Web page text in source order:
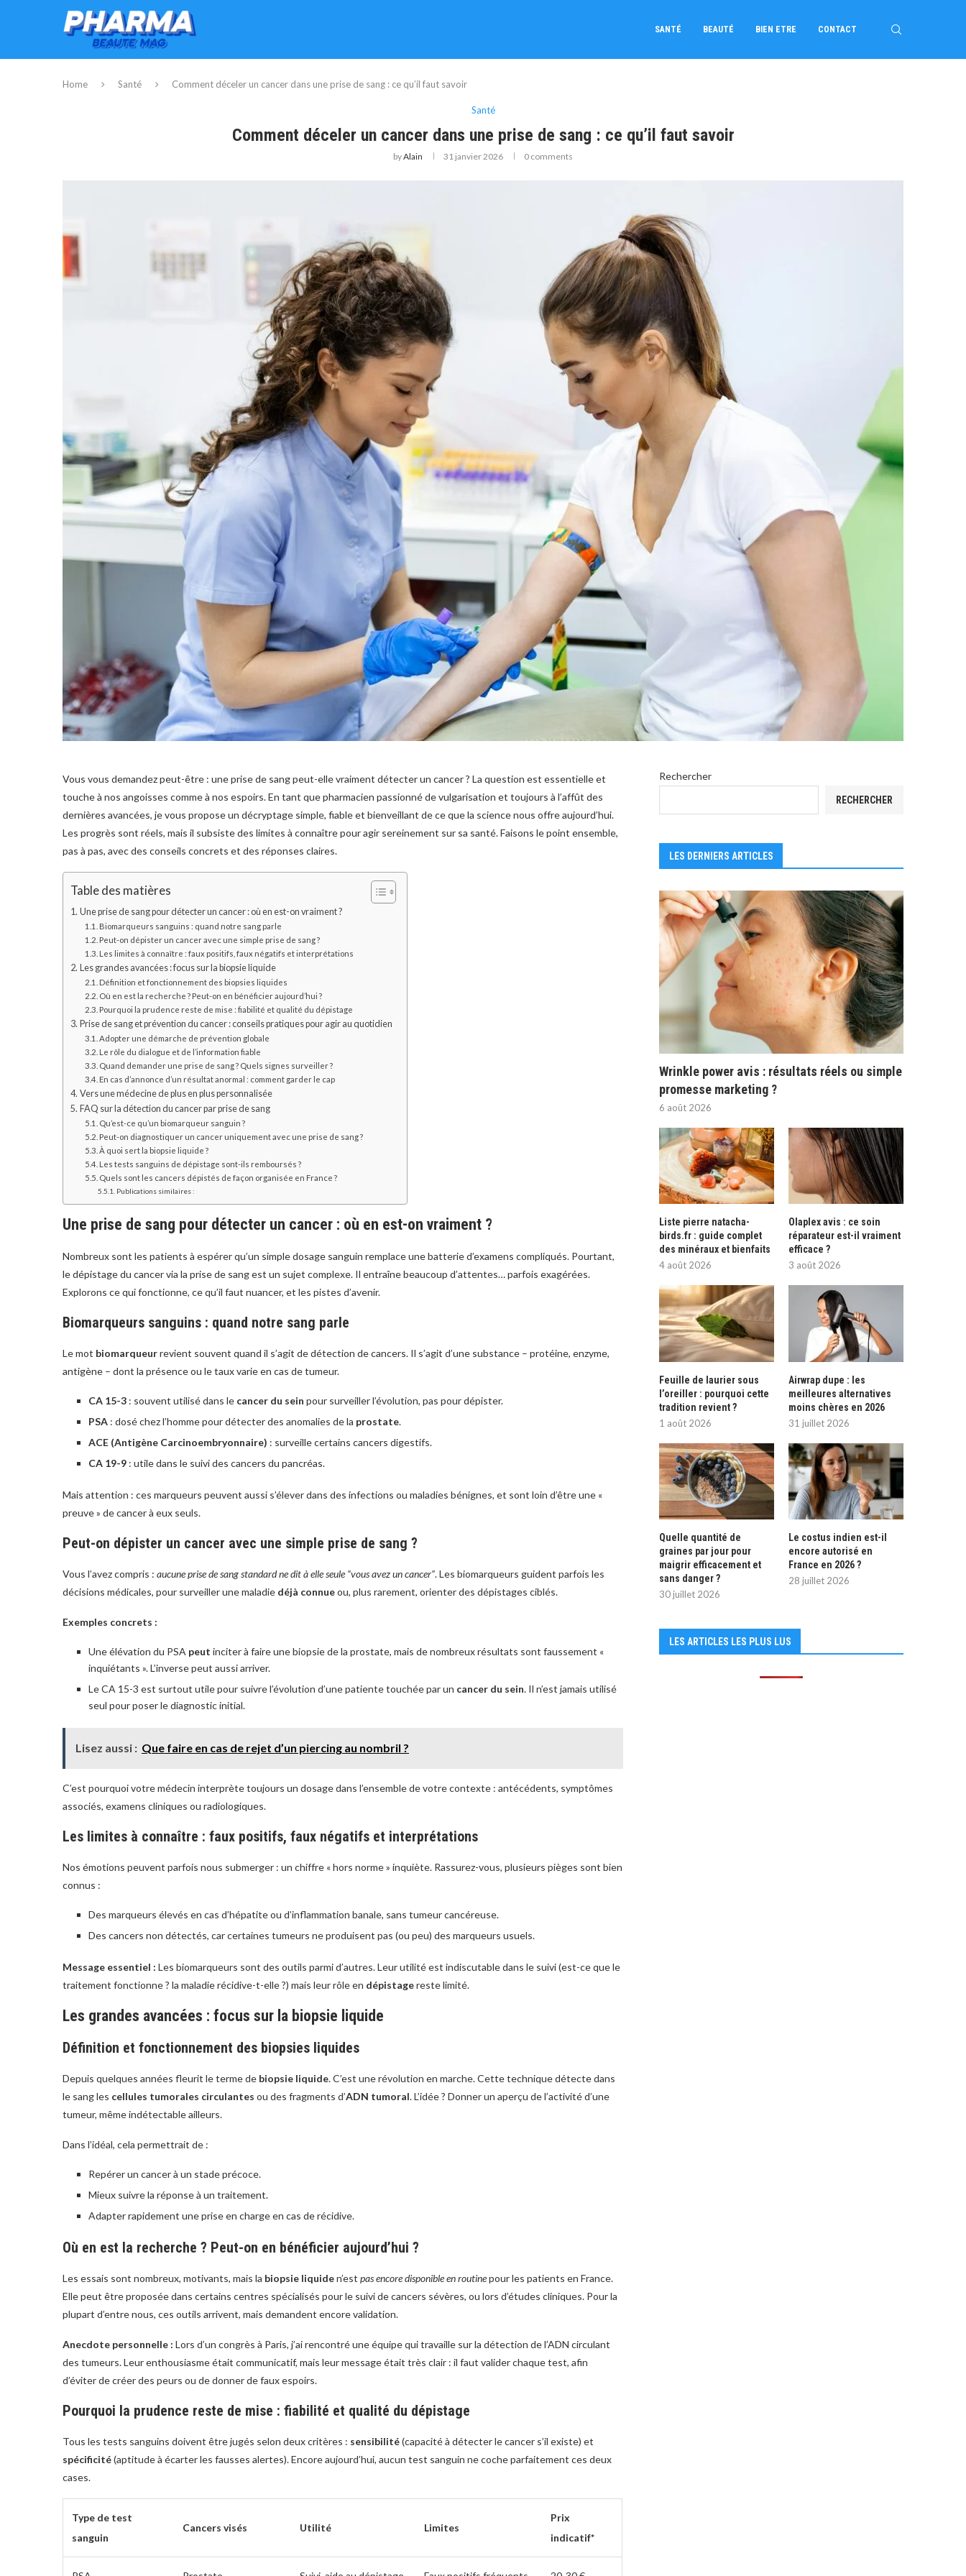
SANTÉ BEAUTÉ BIEN ETRE CONTACT
Home Santé Comment déceler un cancer dans une prise de sang : ce qu’il faut savoir
Santé
Comment déceler un cancer dans une prise de sang : ce qu’il faut savoir
byAlain 31 janvier 2026 0 comments
Vous vous demandez peut-être : une prise de sang peut-elle vraiment détecter un cancer ? La question est essentielle et
touche à nos angoisses comme à nos espoirs. En tant que pharmacien passionné de vulgarisation et toujours à l’affût des
dernières avancées, je vous propose un décryptage simple, fiable et bienveillant de ce que la science nous offre aujourd’hui.
Les progrès sont réels, mais il subsiste des limites à connaître pour agir sereinement sur sa santé. Faisons le point ensemble,
pas à pas, avec des conseils concrets et des réponses claires.
Table des matières
Une prise de sang pour détecter un cancer : où en est-on vraiment ?
Biomarqueurs sanguins : quand notre sang parle
Peut-on dépister un cancer avec une simple prise de sang ?
Les limites à connaître : faux positifs, faux négatifs et interprétations
Les grandes avancées : focus sur la biopsie liquide
Définition et fonctionnement des biopsies liquides
Où en est la recherche ? Peut-on en bénéficier aujourd’hui ?
Pourquoi la prudence reste de mise : fiabilité et qualité du dépistage
Prise de sang et prévention du cancer : conseils pratiques pour agir au quotidien
Adopter une démarche de prévention globale
Le rôle du dialogue et de l’information fiable
Quand demander une prise de sang ? Quels signes surveiller ?
En cas d’annonce d’un résultat anormal : comment garder le cap
Vers une médecine de plus en plus personnalisée
FAQ sur la détection du cancer par prise de sang
Qu’est-ce qu’un biomarqueur sanguin ?
Peut-on diagnostiquer un cancer uniquement avec une prise de sang ?
À quoi sert la biopsie liquide ?
Les tests sanguins de dépistage sont-ils remboursés ?
Quels sont les cancers dépistés de façon organisée en France ?
Publications similaires :
Une prise de sang pour détecter un cancer : où en est-on vraiment ?
Nombreux sont les patients à espérer qu’un simple dosage sanguin remplace une batterie d’examens compliqués. Pourtant,
le dépistage du cancer via la prise de sang est un sujet complexe. Il entraîne beaucoup d’attentes… parfois exagérées.
Explorons ce qui fonctionne, ce qu’il faut nuancer, et les pistes d’avenir.
Biomarqueurs sanguins : quand notre sang parle
Le mot biomarqueurrevient souvent quand il s’agit de détection de cancers. Il s’agit d’une substance – protéine, enzyme,
antigène – dont la présence ou le taux varie en cas de tumeur.
CA 15-3 : souvent utilisé dans le cancer du sein pour surveiller l’évolution, pas pour dépister.
PSA : dosé chez l’homme pour détecter des anomalies de la prostate.
ACE (Antigène Carcinoembryonnaire) : surveille certains cancers digestifs.
CA 19-9 : utile dans le suivi des cancers du pancréas.
Mais attention : ces marqueurs peuvent aussi s’élever dans des infections ou maladies bénignes, et sont loin d’être une «
preuve » de cancer à eux seuls.
Peut-on dépister un cancer avec une simple prise de sang ?
Vous l’avez compris : aucune prise de sang standard ne dit à elle seule “vous avez un cancer”. Les biomarqueurs guident parfois les
décisions médicales, pour surveiller une maladie déjà connueou, plus rarement, orienter des dépistages ciblés.
Exemples concrets :
Une élévation du PSA peut inciter à faire une biopsie de la prostate, mais de nombreux résultats sont faussement «
inquiétants ». L’inverse peut aussi arriver.
Le CA 15-3 est surtout utile pour suivre l’évolution d’une patiente touchée par un cancer du sein. Il n’est jamais utilisé
seul pour poser le diagnostic initial.
Lisez aussi : Que faire en cas de rejet d’un piercing au nombril ?
C’est pourquoi votre médecin interprète toujours un dosage dans l’ensemble de votre contexte : antécédents, symptômes
associés, examens cliniques ou radiologiques.
Les limites à connaître : faux positifs, faux négatifs et interprétations
Nos émotions peuvent parfois nous submerger : un chiffre « hors norme » inquiète. Rassurez-vous, plusieurs pièges sont bien
connus :
Des marqueurs élevés en cas d’hépatite ou d’inflammation banale, sans tumeur cancéreuse.
Des cancers non détectés, car certaines tumeurs ne produisent pas (ou peu) des marqueurs usuels.
Message essentiel : Les biomarqueurs sont des outils parmi d’autres. Leur utilité est indiscutable dans le suivi (est-ce que le
traitement fonctionne ? la maladie récidive-t-elle ?) mais leur rôle en dépistagereste limité.
Les grandes avancées : focus sur la biopsie liquide
Définition et fonctionnement des biopsies liquides
Depuis quelques années fleurit le terme de biopsie liquide. C’est une révolution en marche. Cette technique détecte dans
le sang les cellules tumorales circulantes ou des fragments d’ADN tumoral. L’idée ? Donner un aperçu de l’activité d’une
tumeur, même indétectable ailleurs.
Dans l’idéal, cela permettrait de :
Repérer un cancer à un stade précoce.
Mieux suivre la réponse à un traitement.
Adapter rapidement une prise en charge en cas de récidive.
Où en est la recherche ? Peut-on en bénéficier aujourd’hui ?
Les essais sont nombreux, motivants, mais la biopsie liquiden’est pas encore disponible en routinepour les patients en France.
Elle peut être proposée dans certains centres spécialisés pour le suivi de cancers sévères, ou lors d’études cliniques. Pour la
plupart d’entre nous, ces outils arrivent, mais demandent encore validation.
Anecdote personnelle : Lors d’un congrès à Paris, j’ai rencontré une équipe qui travaille sur la détection de l’ADN circulant
des tumeurs. Leur enthousiasme était communicatif, mais leur message était très clair : il faut valider chaque test, afin
d’éviter de créer des peurs ou de donner de faux espoirs.
Pourquoi la prudence reste de mise : fiabilité et qualité du dépistage
Tous les tests sanguins doivent être jugés selon deux critères : sensibilité(capacité à détecter le cancer s’il existe) et
spécificité(aptitude à écarter les fausses alertes). Encore aujourd’hui, aucun test sanguin ne coche parfaitement ces deux
cases.
Type de test
sanguin
Cancers visés Utilité Limites
Prix
indicatif*
Rechercher
RECHERCHER
LES DERNIERS ARTICLES
Wrinkle power avis : résultats réels ou simple
promesse marketing ?
6 août 2026
Liste pierre natacha-
birds.fr : guide complet
des minéraux et bienfaits
4 août 2026
Olaplex avis : ce soin
réparateur est-il vraiment
efficace ?
3 août 2026
Feuille de laurier sous
l’oreiller : pourquoi cette
tradition revient ?
1 août 2026
Airwrap dupe : les
meilleures alternatives
moins chères en 2026
31 juillet 2026
Quelle quantité de
graines par jour pour
maigrir efficacement et
sans danger ?
30 juillet 2026
Le costus indien est-il
encore autorisé en
France en 2026 ?
28 juillet 2026
LES ARTICLES LES PLUS LUS